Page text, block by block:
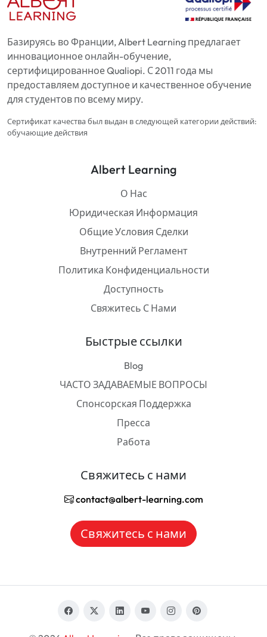
Базируясь во Франции, Albert Learning предлагает
инновационное онлайн-обучение,
сертифицированное Qualiopi. С 2011 года мы
предоставляем доступное и качественное обучение
для студентов по всему миру.
Сертификат качества был выдан в следующей категории действий:
обучающие действия
Albert Learning
О Нас
Юридическая Информация
Общие Условия Сделки
Внутренний Регламент
Политика Конфиденциальности
Доступность
Свяжитесь С Нами
Быстрые ссылки
Blog
ЧАСТО ЗАДАВАЕМЫЕ ВОПРОСЫ
Спонсорская Поддержка
Пресса
Работа
Свяжитесь с нами
contact@albert-learning.com
Свяжитесь с нами